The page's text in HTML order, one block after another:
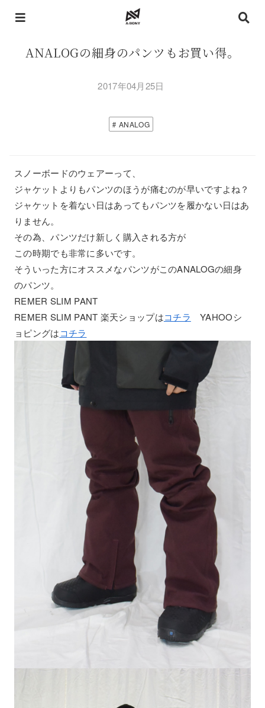
ANALOGの細身のパンツもお買い得。
2017年04月25日
ANALOG
スノーボードのウェアーって、
ジャケットよりもパンツのほうが痛むのが早いですよね？
ジャケットを着ない日はあってもパンツを履かない日はあ
りません。
その為、パンツだけ新しく購入される方が
この時期でも非常に多いです。
そういった方にオススメなパンツがこのANALOGの細身
のパンツ。
REMER SLIM PANT
REMER SLIM PANT 楽天ショップはコチラ YAHOOシ
ョピングはコチラ